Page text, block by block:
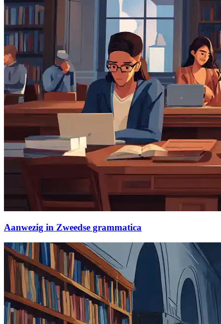
Aanwezig in Zweedse grammatica